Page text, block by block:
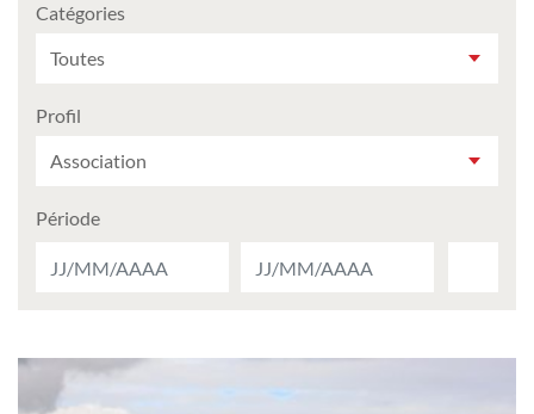
Catégories
Profil
Période